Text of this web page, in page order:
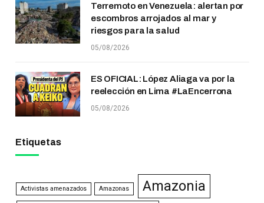
Terremoto en Venezuela: alertan por
escombros arrojados al mar y
riesgos para la salud
05/08/2026
ES OFICIAL: López Aliaga va por la
reelección en Lima #LaEncerrona
05/08/2026
Etiquetas
Activistas amenazados Amazonas Amazonia